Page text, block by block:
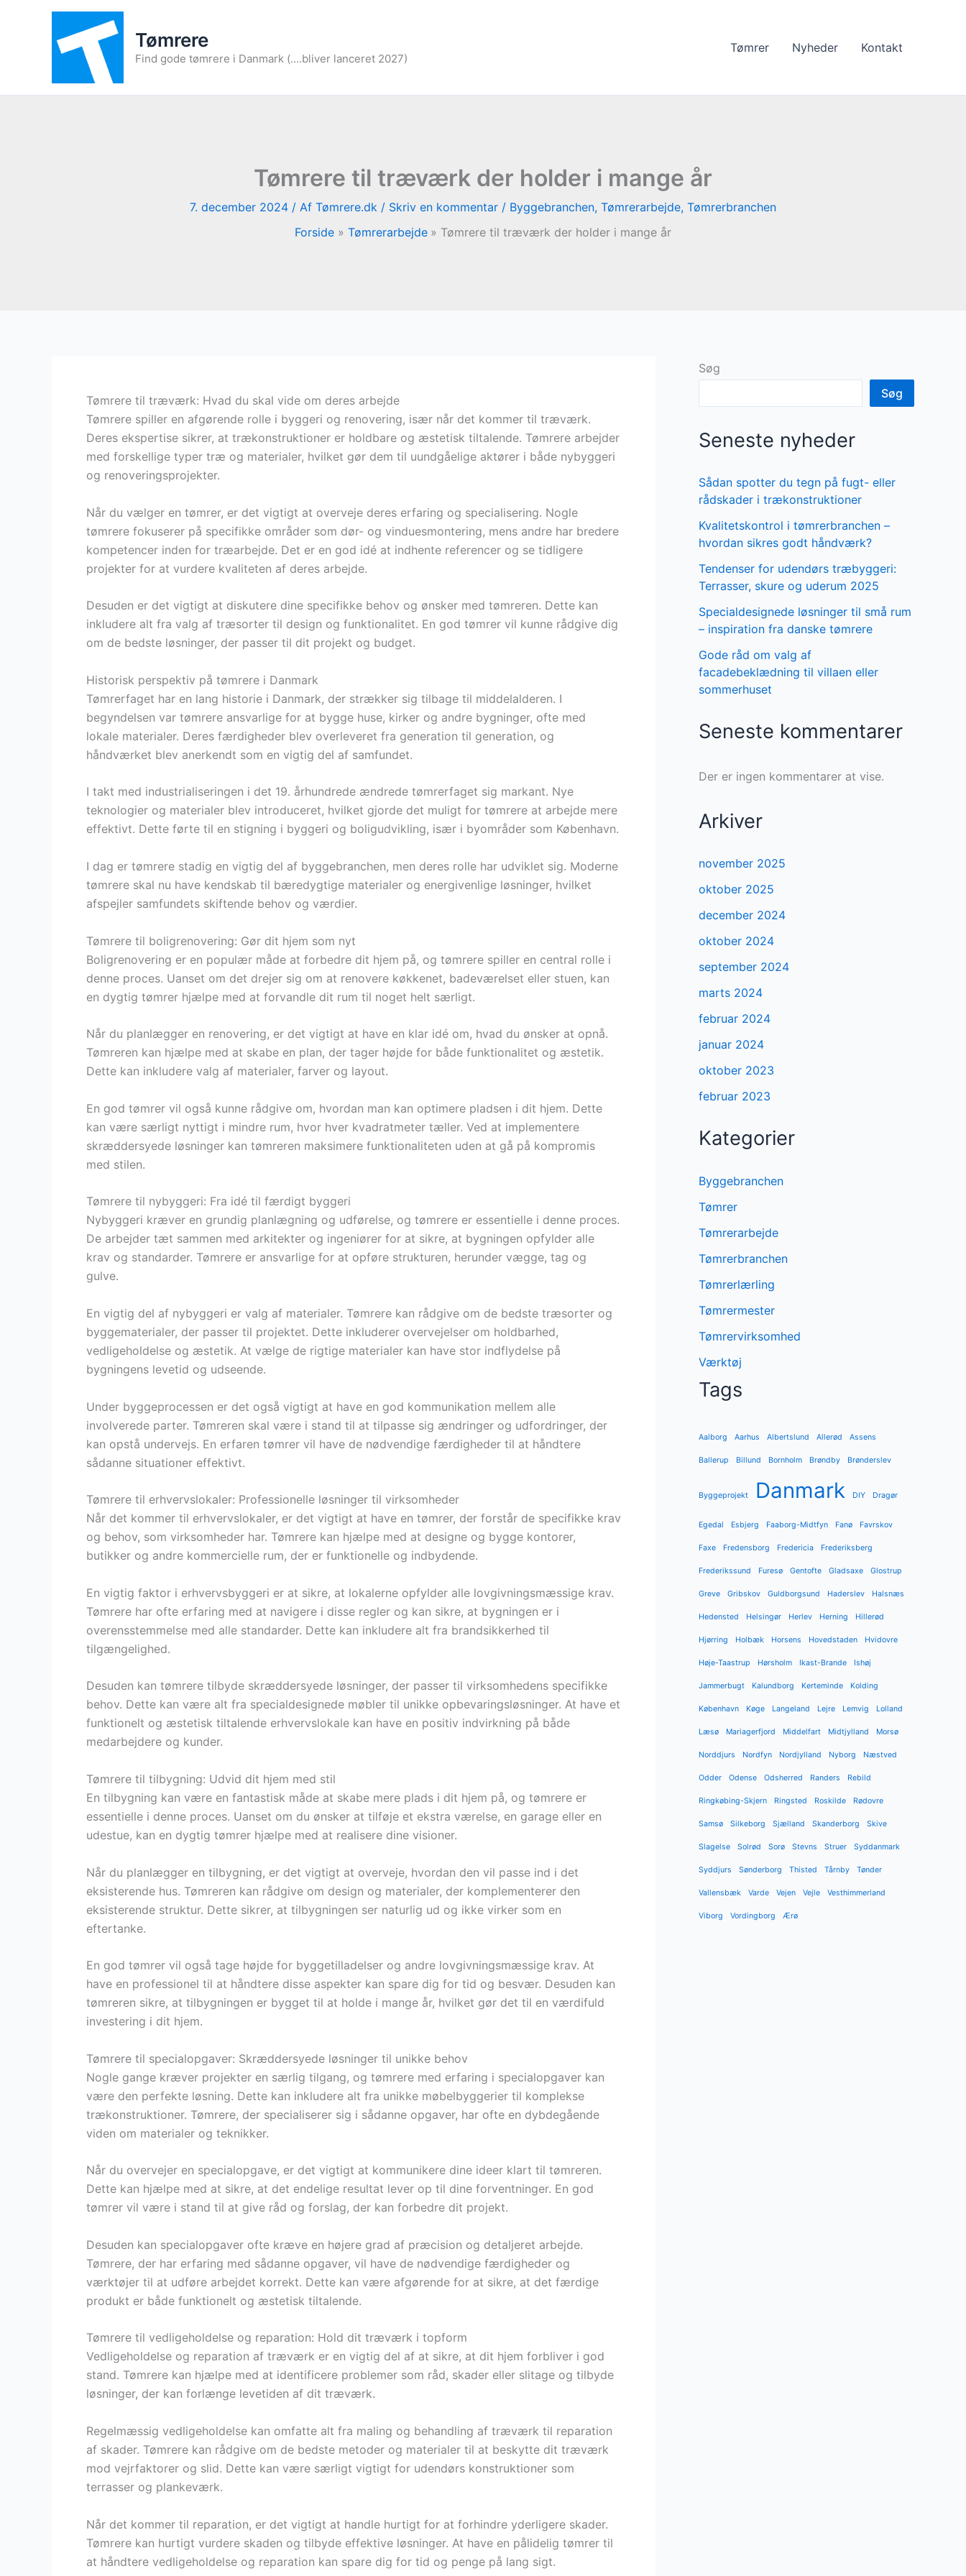
Tømrere
Find gode tømrere i Danmark (....bliver lanceret 2027)
Tømrer Nyheder Kontakt
Tømrere til træværk der holder i mange år
7. december 2024 / Af Tømrere.dk / Skriv en kommentar / Byggebranchen, Tømrerarbejde, Tømrerbranchen
Forside
Tømrerarbejde Tømrere til træværk der holder i mange år
Tømrere til træværk: Hvad du skal vide om deres arbejde
Tømrere spiller en afgørende rolle i byggeri og renovering, især når det kommer til træværk.
Deres ekspertise sikrer, at trækonstruktioner er holdbare og æstetisk tiltalende. Tømrere arbejder
med forskellige typer træ og materialer, hvilket gør dem til uundgåelige aktører i både nybyggeri
og renoveringsprojekter.
Når du vælger en tømrer, er det vigtigt at overveje deres erfaring og specialisering. Nogle
tømrere fokuserer på specifikke områder som dør- og vinduesmontering, mens andre har bredere
kompetencer inden for træarbejde. Det er en god idé at indhente referencer og se tidligere
projekter for at vurdere kvaliteten af deres arbejde.
Desuden er det vigtigt at diskutere dine specifikke behov og ønsker med tømreren. Dette kan
inkludere alt fra valg af træsorter til design og funktionalitet. En god tømrer vil kunne rådgive dig
om de bedste løsninger, der passer til dit projekt og budget.
Historisk perspektiv på tømrere i Danmark
Tømrerfaget har en lang historie i Danmark, der strækker sig tilbage til middelalderen. I
begyndelsen var tømrere ansvarlige for at bygge huse, kirker og andre bygninger, ofte med
lokale materialer. Deres færdigheder blev overleveret fra generation til generation, og
håndværket blev anerkendt som en vigtig del af samfundet.
I takt med industrialiseringen i det 19. århundrede ændrede tømrerfaget sig markant. Nye
teknologier og materialer blev introduceret, hvilket gjorde det muligt for tømrere at arbejde mere
effektivt. Dette førte til en stigning i byggeri og boligudvikling, især i byområder som København.
I dag er tømrere stadig en vigtig del af byggebranchen, men deres rolle har udviklet sig. Moderne
tømrere skal nu have kendskab til bæredygtige materialer og energivenlige løsninger, hvilket
afspejler samfundets skiftende behov og værdier.
Tømrere til boligrenovering: Gør dit hjem som nyt
Boligrenovering er en populær måde at forbedre dit hjem på, og tømrere spiller en central rolle i
denne proces. Uanset om det drejer sig om at renovere køkkenet, badeværelset eller stuen, kan
en dygtig tømrer hjælpe med at forvandle dit rum til noget helt særligt.
Når du planlægger en renovering, er det vigtigt at have en klar idé om, hvad du ønsker at opnå.
Tømreren kan hjælpe med at skabe en plan, der tager højde for både funktionalitet og æstetik.
Dette kan inkludere valg af materialer, farver og layout.
En god tømrer vil også kunne rådgive om, hvordan man kan optimere pladsen i dit hjem. Dette
kan være særligt nyttigt i mindre rum, hvor hver kvadratmeter tæller. Ved at implementere
skræddersyede løsninger kan tømreren maksimere funktionaliteten uden at gå på kompromis
med stilen.
Tømrere til nybyggeri: Fra idé til færdigt byggeri
Nybyggeri kræver en grundig planlægning og udførelse, og tømrere er essentielle i denne proces.
De arbejder tæt sammen med arkitekter og ingeniører for at sikre, at bygningen opfylder alle
krav og standarder. Tømrere er ansvarlige for at opføre strukturen, herunder vægge, tag og
gulve.
En vigtig del af nybyggeri er valg af materialer. Tømrere kan rådgive om de bedste træsorter og
byggematerialer, der passer til projektet. Dette inkluderer overvejelser om holdbarhed,
vedligeholdelse og æstetik. At vælge de rigtige materialer kan have stor indflydelse på
bygningens levetid og udseende.
Under byggeprocessen er det også vigtigt at have en god kommunikation mellem alle
involverede parter. Tømreren skal være i stand til at tilpasse sig ændringer og udfordringer, der
kan opstå undervejs. En erfaren tømrer vil have de nødvendige færdigheder til at håndtere
sådanne situationer effektivt.
Tømrere til erhvervslokaler: Professionelle løsninger til virksomheder
Når det kommer til erhvervslokaler, er det vigtigt at have en tømrer, der forstår de specifikke krav
og behov, som virksomheder har. Tømrere kan hjælpe med at designe og bygge kontorer,
butikker og andre kommercielle rum, der er funktionelle og indbydende.
En vigtig faktor i erhvervsbyggeri er at sikre, at lokalerne opfylder alle lovgivningsmæssige krav.
Tømrere har ofte erfaring med at navigere i disse regler og kan sikre, at bygningen er i
overensstemmelse med alle standarder. Dette kan inkludere alt fra brandsikkerhed til
tilgængelighed.
Desuden kan tømrere tilbyde skræddersyede løsninger, der passer til virksomhedens specifikke
behov. Dette kan være alt fra specialdesignede møbler til unikke opbevaringsløsninger. At have et
funktionelt og æstetisk tiltalende erhvervslokale kan have en positiv indvirkning på både
medarbejdere og kunder.
Tømrere til tilbygning: Udvid dit hjem med stil
En tilbygning kan være en fantastisk måde at skabe mere plads i dit hjem på, og tømrere er
essentielle i denne proces. Uanset om du ønsker at tilføje et ekstra værelse, en garage eller en
udestue, kan en dygtig tømrer hjælpe med at realisere dine visioner.
Når du planlægger en tilbygning, er det vigtigt at overveje, hvordan den vil passe ind i det
eksisterende hus. Tømreren kan rådgive om design og materialer, der komplementerer den
eksisterende struktur. Dette sikrer, at tilbygningen ser naturlig ud og ikke virker som en
eftertanke.
En god tømrer vil også tage højde for byggetilladelser og andre lovgivningsmæssige krav. At
have en professionel til at håndtere disse aspekter kan spare dig for tid og besvær. Desuden kan
tømreren sikre, at tilbygningen er bygget til at holde i mange år, hvilket gør det til en værdifuld
investering i dit hjem.
Tømrere til specialopgaver: Skræddersyede løsninger til unikke behov
Nogle gange kræver projekter en særlig tilgang, og tømrere med erfaring i specialopgaver kan
være den perfekte løsning. Dette kan inkludere alt fra unikke møbelbyggerier til komplekse
trækonstruktioner. Tømrere, der specialiserer sig i sådanne opgaver, har ofte en dybdegående
viden om materialer og teknikker.
Når du overvejer en specialopgave, er det vigtigt at kommunikere dine ideer klart til tømreren.
Dette kan hjælpe med at sikre, at det endelige resultat lever op til dine forventninger. En god
tømrer vil være i stand til at give råd og forslag, der kan forbedre dit projekt.
Desuden kan specialopgaver ofte kræve en højere grad af præcision og detaljeret arbejde.
Tømrere, der har erfaring med sådanne opgaver, vil have de nødvendige færdigheder og
værktøjer til at udføre arbejdet korrekt. Dette kan være afgørende for at sikre, at det færdige
produkt er både funktionelt og æstetisk tiltalende.
Tømrere til vedligeholdelse og reparation: Hold dit træværk i topform
Vedligeholdelse og reparation af træværk er en vigtig del af at sikre, at dit hjem forbliver i god
stand. Tømrere kan hjælpe med at identificere problemer som råd, skader eller slitage og tilbyde
løsninger, der kan forlænge levetiden af dit træværk.
Regelmæssig vedligeholdelse kan omfatte alt fra maling og behandling af træværk til reparation
af skader. Tømrere kan rådgive om de bedste metoder og materialer til at beskytte dit træværk
mod vejrfaktorer og slid. Dette kan være særligt vigtigt for udendørs konstruktioner som
terrasser og plankeværk.
Når det kommer til reparation, er det vigtigt at handle hurtigt for at forhindre yderligere skader.
Tømrere kan hurtigt vurdere skaden og tilbyde effektive løsninger. At have en pålidelig tømrer til
at håndtere vedligeholdelse og reparation kan spare dig for tid og penge på lang sigt.
Søg
Søg
Seneste nyheder
Sådan spotter du tegn på fugt- eller
rådskader i trækonstruktioner
Kvalitetskontrol i tømrerbranchen –
hvordan sikres godt håndværk?
Tendenser for udendørs træbyggeri:
Terrasser, skure og uderum 2025
Specialdesignede løsninger til små rum
– inspiration fra danske tømrere
Gode råd om valg af
facadebeklædning til villaen eller
sommerhuset
Seneste kommentarer
Der er ingen kommentarer at vise.
Arkiver
november 2025
oktober 2025
december 2024
oktober 2024
september 2024
marts 2024
februar 2024
januar 2024
oktober 2023
februar 2023
Kategorier
Byggebranchen
Tømrer
Tømrerarbejde
Tømrerbranchen
Tømrerlærling
Tømrermester
Tømrervirksomhed
Værktøj
Tags
Aalborg Aarhus Albertslund Allerød Assens
Ballerup Billund Bornholm Brøndby Brønderslev
Byggeprojekt Danmark DIY Dragør
Egedal Esbjerg Faaborg-Midtfyn Fanø Favrskov
Faxe Fredensborg Fredericia Frederiksberg
Frederikssund Furesø Gentofte Gladsaxe Glostrup
Greve Gribskov Guldborgsund Haderslev Halsnæs
Hedensted Helsingør Herlev Herning Hillerød
Hjørring Holbæk Horsens Hovedstaden Hvidovre
Høje-Taastrup Hørsholm Ikast-Brande Ishøj
Jammerbugt Kalundborg Kerteminde Kolding
København Køge Langeland Lejre Lemvig Lolland
Læsø Mariagerfjord Middelfart Midtjylland Morsø
Norddjurs Nordfyn Nordjylland Nyborg Næstved
Odder Odense Odsherred Randers Rebild
Ringkøbing-Skjern Ringsted Roskilde Rødovre
Samsø Silkeborg Sjælland Skanderborg Skive
Slagelse Solrød Sorø Stevns Struer Syddanmark
Syddjurs Sønderborg Thisted Tårnby Tønder
Vallensbæk Varde Vejen Vejle Vesthimmerland
Viborg Vordingborg Ærø